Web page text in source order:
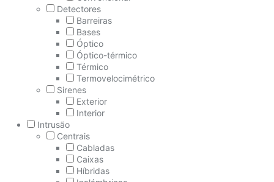
Detectores
Barreiras
Bases
Óptico
Óptico-térmico
Térmico
Termovelocimétrico
Sirenes
Exterior
Interior
Intrusão
Centrais
Cabladas
Caixas
Híbridas